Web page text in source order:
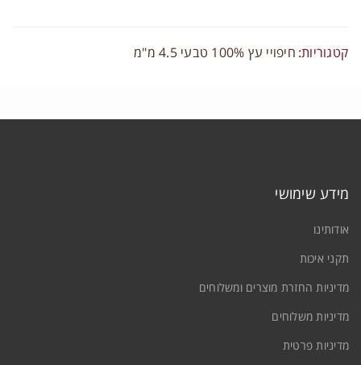
קטגוריות: חיפויי עץ 100% טבעי 4.5 מ"מ
מידע שימושי
אודותינו
תקני איכות
מדיניות החזרת מוצרים ומשלוחים
מדיניות משלוחים
מדיניות פרטית